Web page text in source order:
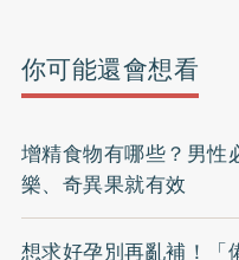
你可能還會想看
增精食物有哪些？男
樂、奇異果就有效
想求好孕別再亂補！「